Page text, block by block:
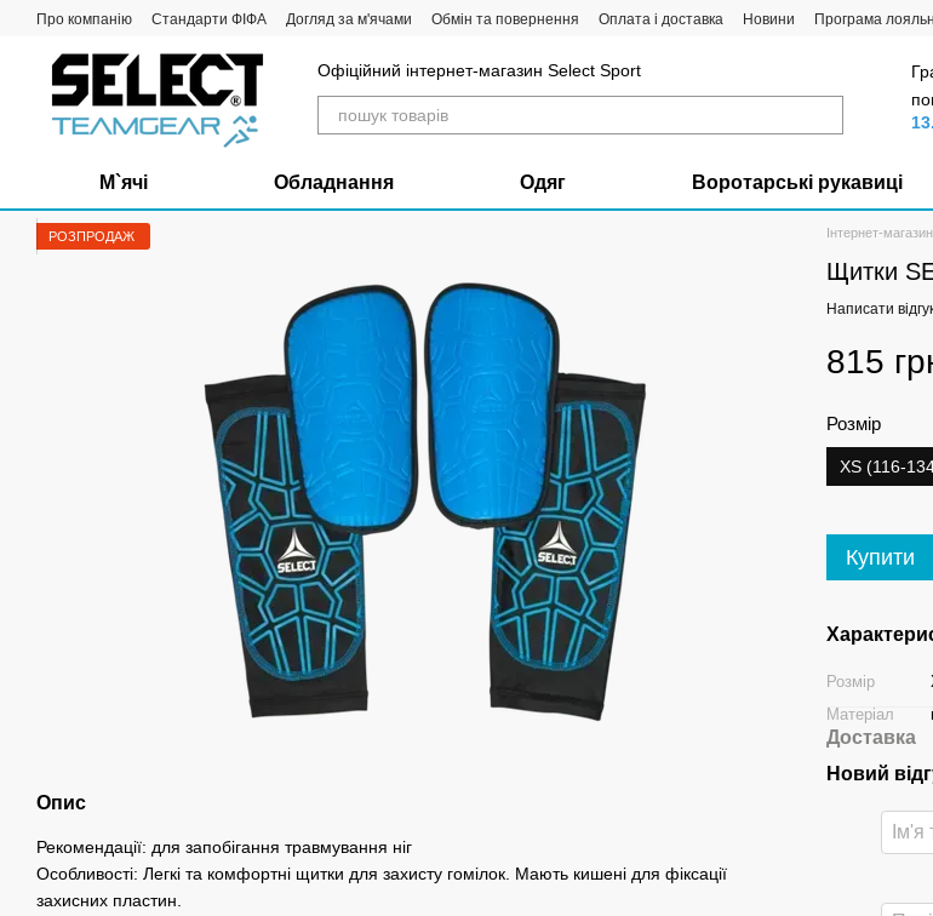
Перейти до основного контенту
Про компанію Стандарти ФІФА Догляд за м'ячами Обмін та повернення Оплата і доставка Новини Програма
Офіційний інтернет-магазин Select Sport
М`ячі Обладнання Одяг Воротарські рукавиці
РОЗПРОДАЖ
Опис
Рекомендації: для запобігання травмування ніг
Особливості: Легкі та комфортні щитки для захисту гомілок. Мають кишені для фіксації
захисних пластин.
Інтернет-
Щитки
Написати
815
Розмір
XS (116-
Купити
Розмір
Матеріал
Доставка
Новий